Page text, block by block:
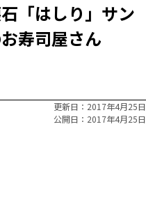
「はしり」サン
寿司屋さん
更新日
2017年4月25日
公開日
2017年4月25日